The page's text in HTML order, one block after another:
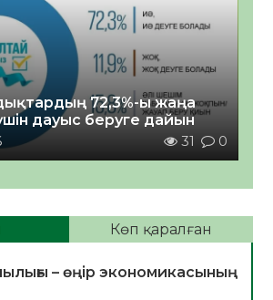
72,3%-ы жаңа
дауыс беруге дайын
31 0
Көп қаралған
– өңір экономикасының